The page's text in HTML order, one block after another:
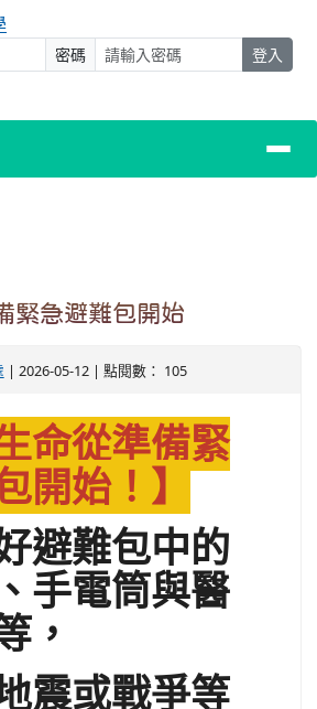
密碼 登入
緊急避難包開始
| 2026-05-12 | 點閱數： 105
命從準備緊
開始！】
避難包中的
手電筒與醫
，
震或戰爭等